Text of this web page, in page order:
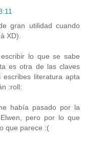
gran utilidad cuando
XD).
lo que se sabe
es otra de las claves
literatura apta
:roll:
había pasado por la
pero por lo que
que parece :(